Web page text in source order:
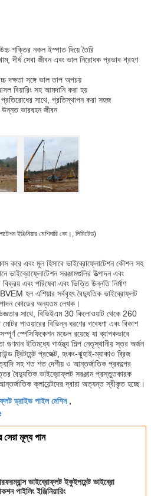
শক্তির নকল ইস্পাত দিয়ে তৈরি
দীর্ঘ সেবা জীবন এবং ভাল নিরোধক প্রভাব গ্রহণ
দক্ষতা সঙ্গে ভাল তাপ অপচয়
বিয়ারিং সহ আমদানি করা হয়
সাথে, প্রতিস্থাপন করা সহজ
ভারবহন জীবন
ইঞ্জিনিয়ার মেশিনারি কো।, লিমিটেড)
করে এবং মূল হিসাবে ভাইব্রোফ্লোটেশন কৌশল সহ
ভাইব্রোফ্লোটেশন সরঞ্জামগুলির উত্পাদন এবং
এবং পরিষেবা এবং ভিত্তি উন্নতি নির্মাণ
হল এশিয়ার সর্ববৃহৎ বৈদ্যুতিক ভাইব্রোফ্লট
কোডের অন্যতম লেখক।
সাথে, বিভিইএম 30 কিলোওয়াট থেকে 260
পাওয়ারের বিভিন্ন ধরণের গবেষণা এবং বিকাশ
স্পেসিফিকেশন মডেল রয়েছে যা ব্যাপকভাবে
গুণমান ইতিমধ্যে গার্হস্থ্য শিল্প নেতৃস্থানীয় স্তর অর্জন
ট্রিটমেন্ট প্রজেক্ট, হংকং-ঝুহাই-ম্যাকাও ব্রিজ
সহ শত শত দেশীয় ও আন্তর্জাতিক প্রকল্পের
বৈদ্যুতিক ভাইব্রোফ্লট সরঞ্জাম প্রস্তুতকারক
ক্লায়েন্টদের দ্বারা অত্যন্ত স্বীকৃত হচ্ছে।
ড্রাইভ পাইল মেশিন,
সেরা মূল্য পান
ভাইব্রোফ্লট ইকুইপমেন্ট ভাইব্রো
পাইলিং ইঞ্জিনিয়ারিং